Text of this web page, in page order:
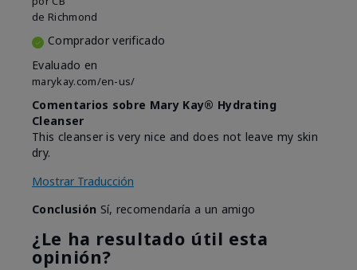
de Richmond
Comprador verificado
Evaluado en
marykay.com/en-us/
Comentarios sobre Mary Kay® Hydrating
Cleanser
This cleanser is very nice and does not leave my skin
dry.
Mostrar Traducción
Conclusión Sí, recomendaría a un amigo
¿Le ha resultado útil esta
opinión?